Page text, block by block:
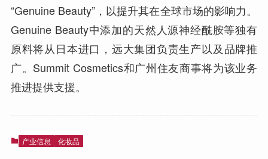
“Genuine Beauty”，以提升其在全球市场的影响力。
Genuine Beauty中添加的天然人源神经酰胺等独有
原料将从日本进口，远大集团负责生产以及品牌推
广。Summit Cosmetics和广州住友商事将为该业务
推进提供支援。
产业信息 化妆品